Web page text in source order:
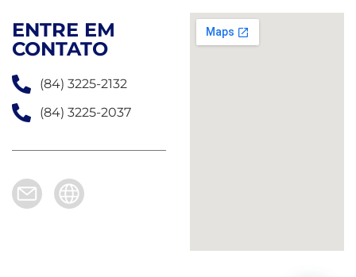
ENTRE EM
CONTATO
(84) 3225-2132
(84) 3225-2037